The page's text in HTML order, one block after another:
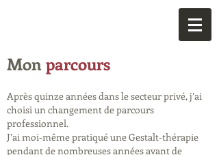
Mon parcours
Après quinze années dans le secteur privé, j’ai
choisi un changement de parcours
professionnel.
J’ai moi-même pratiqué une Gestalt-thérapie
pendant de nombreuses années avant de